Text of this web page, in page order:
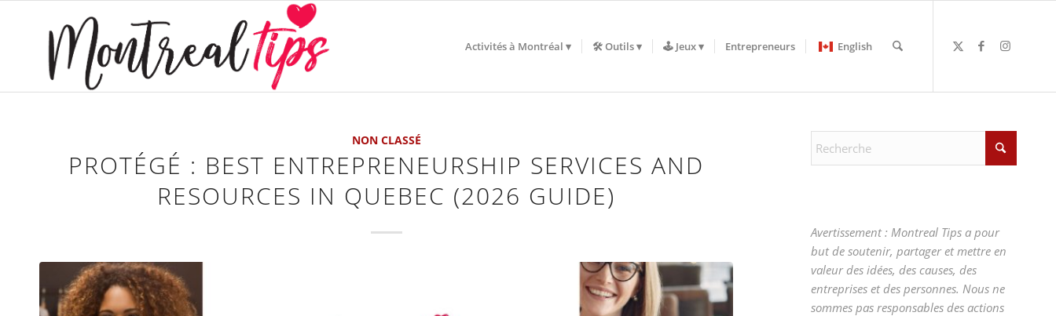
Activités à Montréal 🛠️ Outils 🕹️ Jeux Entrepreneurs English
NON CLASSÉ
PROTÉGÉ : BEST ENTREPRENEURSHIP SERVICES AND
RESOURCES IN QUEBEC (2026 GUIDE)
Avertissement : Montreal Tips a pour
but de soutenir, partager et mettre en
valeur des idées, des causes, des
entreprises et des personnes. Nous ne
sommes pas responsables des actions